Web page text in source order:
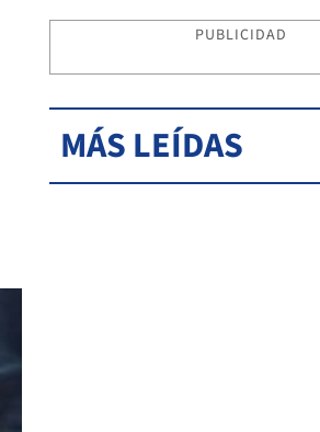
PUBLICIDAD
MÁS LEÍDAS